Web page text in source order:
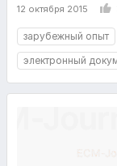
12 октября 2015
зарубежный опыт
электронный